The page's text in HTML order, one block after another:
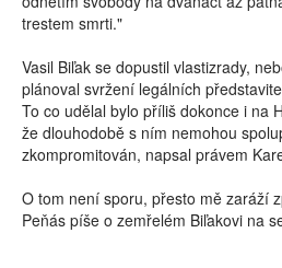
trestem smrti."
Vasil Biľak se dopustil vlastizrady,
plánoval svržení legálních
To co udělal bylo příliš dokonce i na
že dlouhodobě s ním nemohou
zkompromitován, napsal právem
O tom není sporu, přesto mě zaráží
Peňás píše o zemřelém Biľakovi na